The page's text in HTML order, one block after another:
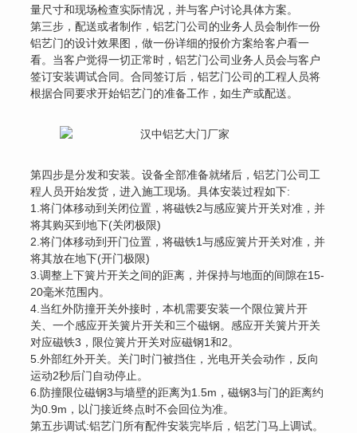
量尺寸和现场检查实际情况，并与客户讨论具体方案。
第三步，配送或者制作，铝艺门公司的业务人员会制作一份
铝艺门的设计效果图，做一份详细的报价方案给客户看一
看。当客户觉得一切正常时，铝艺门公司业务人员会与客户
签订安装调试合同。合同签订后，铝艺门公司的工程人员将
根据合同要求开始铝艺门的准备工作，如生产或配送。
第四步是分发和安装。设备全部准备就绪后，铝艺门公司工
程人员开始发货，进入施工现场。具体安装过程如下:
1.将门体移动到关闭位置，将磁铁2与感应簧片开关对准，并
将其购买到地下(关闭极限)
2.将门体移动到开门位置，将磁铁1与感应簧片开关对准，并
将其放在地下(开门极限)
3.调整上下簧片开关之间的距离，并保持与地面的间隙在15-
20毫米范围内。
4.当红外防撞开关外接时，本机需要安装一个限位簧片开
关、一个感应开关簧片开关和三个磁钢。感应开关簧片开关
对应磁铁3，限位簧片开关对应磁钢1和2。
5.外部红外开关。关门时门被挡住，光电开关会动作，反向
运动2秒后门自动停止。
6.防撞限位磁钢3与墙壁的距离为1.5m，磁钢3与门的距离约
为0.9m，以门接近终点时不会回位为准。
第五步调试:铝艺门所有配件安装完毕后，铝艺门马上调试。